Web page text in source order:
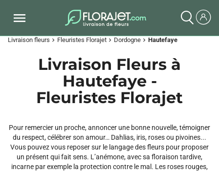
Livraison fleurs chevron_right Fleuristes Florajet chevron_right Dordogne chevron_right Hautefaye
Livraison Fleurs à
Hautefaye -
Fleuristes Florajet
Pour remercier un proche, annoncer une bonne nouvelle, témoigner
du respect, célébrer son amour… Dahlias, iris, roses ou pivoines...
Vous pouvez vous reposer sur le langage des fleurs pour proposer
un présent qui fait sens. L’anémone, avec sa floraison tardive,
incarne par exemple la protection contre le mal. Les roses rouges,